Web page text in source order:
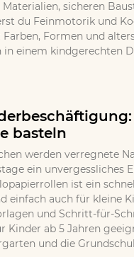
sicheren
du Feinmotorik und
Farben, Formen und
in einem kindgerechten
basteln
werden verregnete
ein unvergessliches
ist ein
einfach auch für kleine
und Schritt-für-
Kinder ab 5 Jahren
und die